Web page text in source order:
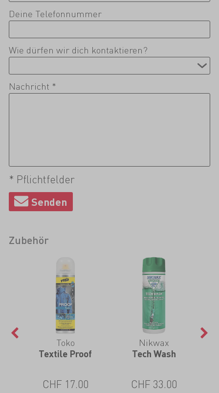
Deine Telefonnummer
Wie dürfen wir dich kontaktieren?
Nachricht *
* Pflichtfelder
Zubehör
Toko
Textile Proof
CHF 17.00
Nikwax
Tech Wash
CHF 33.00